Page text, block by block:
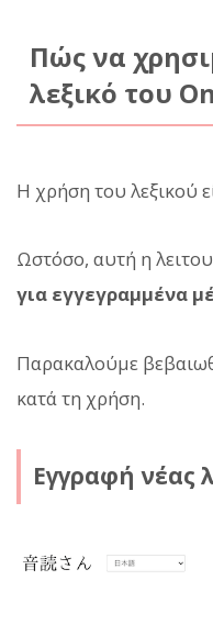
Πώς να
λεξικό του
Η χρήση του λεξικού
Ωστόσο, αυτή η
για εγγεγραμμένα
Παρακαλούμε
κατά τη χρήση.
Εγγραφή νέας